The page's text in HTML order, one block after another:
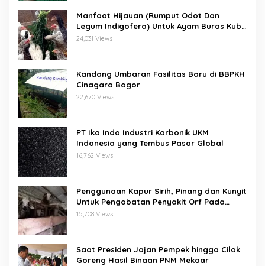
Manfaat Hijauan (Rumput Odot Dan
Legum Indigofera) Untuk Ayam Buras Kub
Dan Sensi
24,031 Views
Kandang Umbaran Fasilitas Baru di BBPKH
Cinagara Bogor
22,670 Views
PT Ika Indo Industri Karbonik UKM
Indonesia yang Tembus Pasar Global
16,762 Views
Penggunaan Kapur Sirih, Pinang dan Kunyit
Untuk Pengobatan Penyakit Orf Pada
Domba/Kambing
15,708 Views
Saat Presiden Jajan Pempek hingga Cilok
Goreng Hasil Binaan PNM Mekaar